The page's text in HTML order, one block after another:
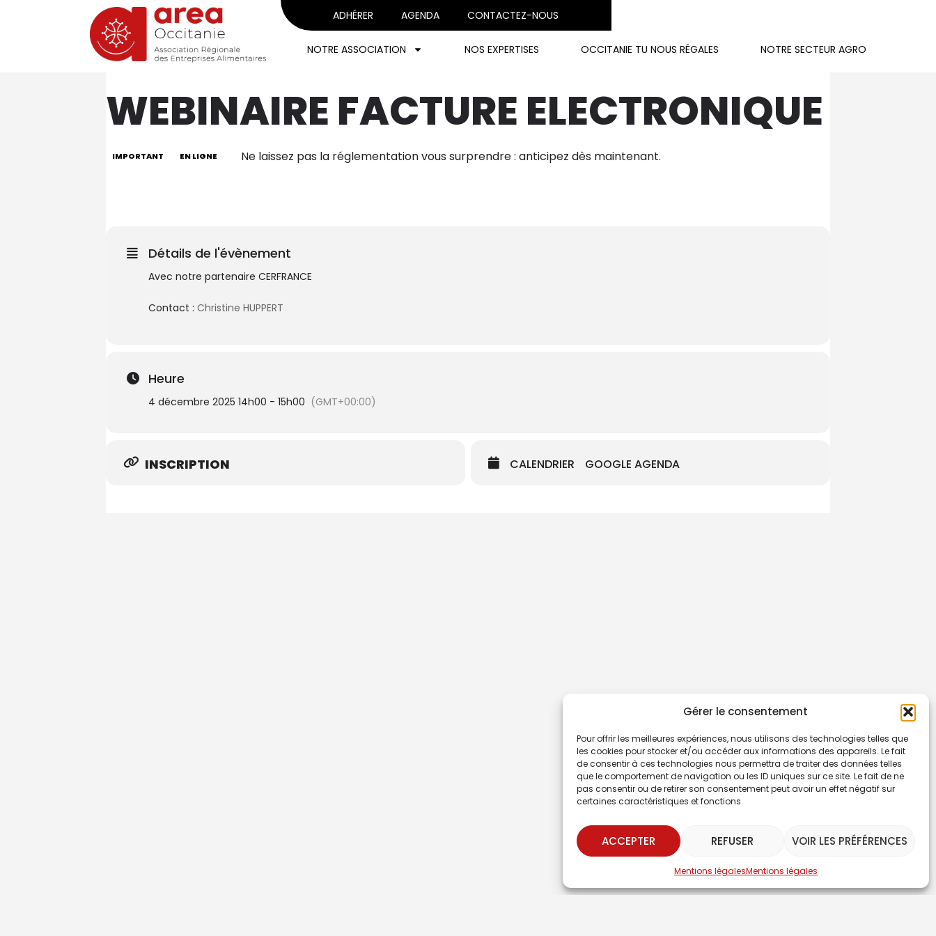
Gérer le consentement
Pour offrir les meilleures expériences, nous utilisons des technologies telles que
les cookies pour stocker et/ou accéder aux informations des appareils. Le fait
de consentir à ces technologies nous permettra de traiter des données telles
que le comportement de navigation ou les ID uniques sur ce site. Le fait de ne
pas consentir ou de retirer son consentement peut avoir un effet négatif sur
certaines caractéristiques et fonctions.
ACCEPTER REFUSER VOIR LES PRÉFÉRENCES
Mentions légalesMentions légales
ADHÉRER AGENDA CONTACTEZ-NOUS
NOTRE ASSOCIATION NOS EXPERTISES OCCITANIE TU NOUS RÉGALES NOTRE SECTEUR AGRO
WEBINAIRE FACTURE ELECTRONIQUE
IMPORTANT EN LIGNE Ne laissez pas la réglementation vous surprendre : anticipez dès maintenant.
Détails de l'évènement
Avec notre partenaire CERFRANCE
Contact : Christine HUPPERT
Heure
4 décembre 2025 14h00 - 15h00 (GMT+00:00)
INSCRIPTION CALENDRIER GOOGLE AGENDA